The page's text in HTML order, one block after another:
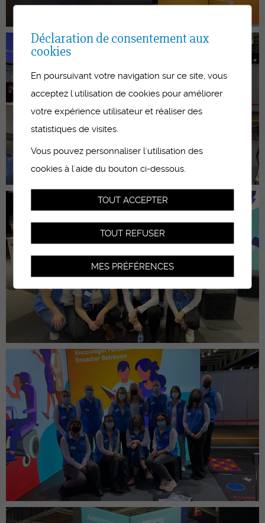
Déclaration de consentement aux
cookies
En poursuivant votre navigation sur ce site, vous
acceptez l'utilisation de cookies pour améliorer
votre expérience utilisateur et réaliser des
statistiques de visites.
Vous pouvez personnaliser l'utilisation des
cookies à l'aide du bouton ci-dessous.
TOUT ACCEPTER
TOUT REFUSER
MES PRÉFÉRENCES